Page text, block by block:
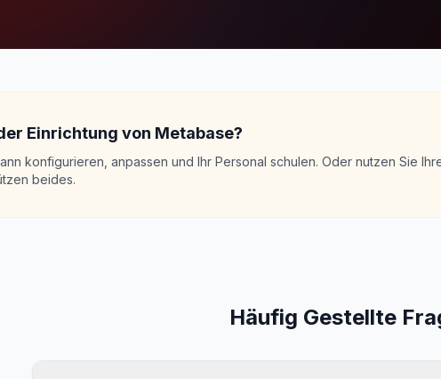
Einrichtung von Metabase?
konfigurieren, anpassen und Ihr Personal schulen. Oder nutzen Sie
beides.
Häufig Gestellte